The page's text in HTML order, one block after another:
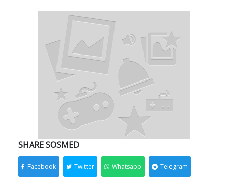
SHARE SOSMED
Facebook Twitter Whatsapp Telegram